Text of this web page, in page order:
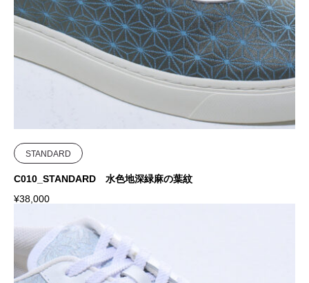
STANDARD
C010_STANDARD 水色地深緑麻の葉紋
¥38,000